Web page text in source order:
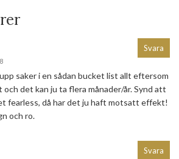
saker i en sådan bucket list allt eftersom
det kan ju ta flera månader/år. Synd att
fearless, då har det ju haft motsatt effekt!
och ro.
Svara
Svara